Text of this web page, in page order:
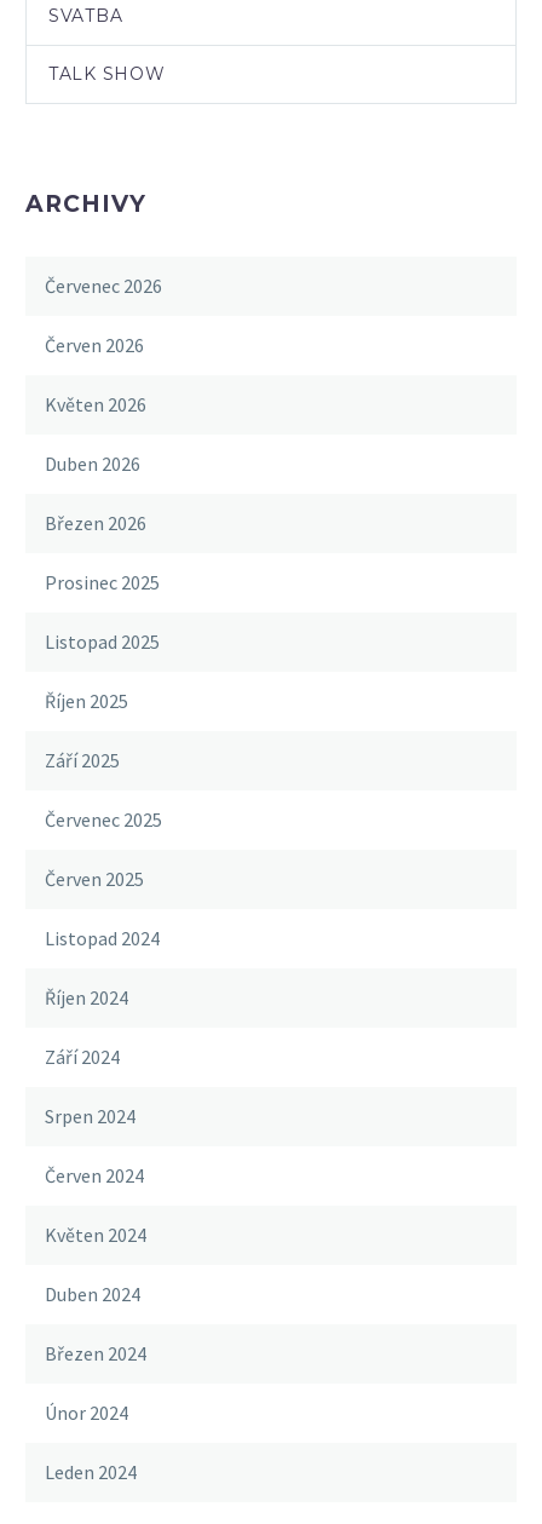
SVATBA
TALK SHOW
ARCHIVY
Červenec 2026
Červen 2026
Květen 2026
Duben 2026
Březen 2026
Prosinec 2025
Listopad 2025
Říjen 2025
Září 2025
Červenec 2025
Červen 2025
Listopad 2024
Říjen 2024
Září 2024
Srpen 2024
Červen 2024
Květen 2024
Duben 2024
Březen 2024
Únor 2024
Leden 2024